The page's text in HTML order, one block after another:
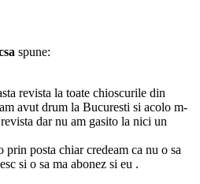
spune:
revista la toate chioscurile din
avut drum la Bucuresti si acolo m-
dar nu am gasito la nici un
prin posta chiar credeam ca nu o sa
si o sa ma abonez si eu .